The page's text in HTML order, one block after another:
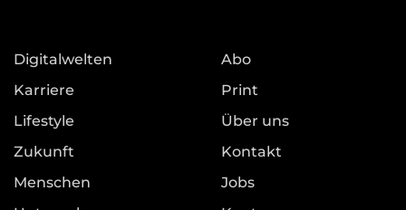
Digitalwelten
Karriere
Lifestyle
Zukunft
Menschen
Abo
Print
Über uns
Kontakt
Jobs